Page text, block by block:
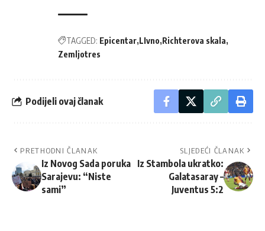
TAGGED: Epicentar LIvno Richterova skala
Zemljotres
Podijeli ovaj članak
PRETHODNI ČLANAK
Iz Novog Sada poruka
Sarajevu: “Niste
sami”
SLJEDEĆI ČLANAK
Iz Stambola ukratko:
Galatasaray –
Juventus 5:2